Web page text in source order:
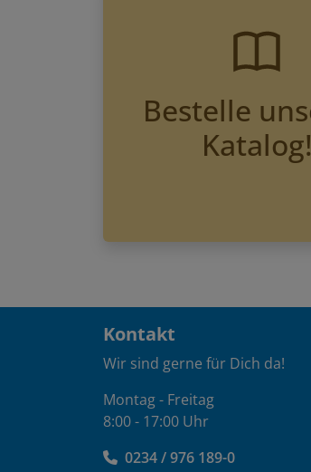
Bestelle
Katalog!
Kontakt
Wir sind gerne für Dich da!
Montag - Freitag
8:00 - 17:00 Uhr
0234 / 976 189-0